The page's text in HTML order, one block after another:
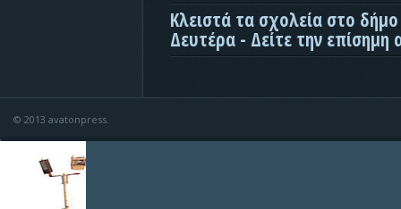
Κλειστά τα σχολεία στο
Δευτέρα - Δείτε την επίσημη
© 2013 avatonpress.